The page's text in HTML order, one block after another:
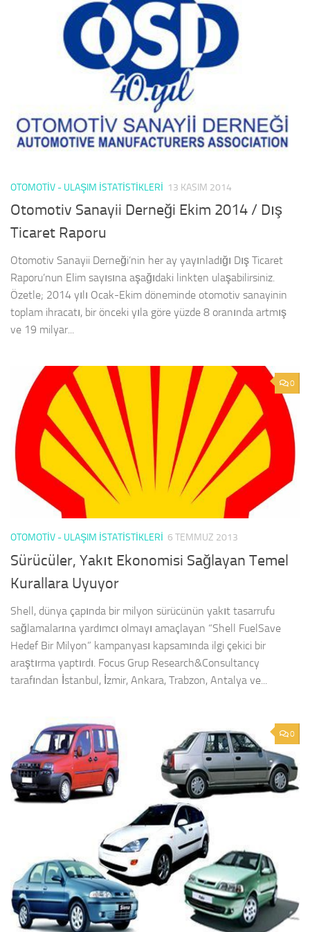
OTOMOTIV - ULAŞIM İSTATISTIKLERI 13 KASIM 2014
Otomotiv Sanayii Derneği Ekim 2014 / Dış
Ticaret Raporu
Otomotiv Sanayii Derneği’nin her ay yayınladığı Dış Ticaret
Raporu’nun Elim sayısına aşağıdaki linkten ulaşabilirsiniz.
Özetle; 2014 yılı Ocak-Ekim döneminde otomotiv sanayinin
toplam ihracatı, bir önceki yıla göre yüzde 8 oranında artmış
ve 19 milyar...
0
OTOMOTIV - ULAŞIM İSTATISTIKLERI 6 TEMMUZ 2013
Sürücüler, Yakıt Ekonomisi Sağlayan Temel
Kurallara Uyuyor
Shell, dünya çapında bir milyon sürücünün yakıt tasarrufu
sağlamalarına yardımcı olmayı amaçlayan “Shell FuelSave
Hedef Bir Milyon” kampanyası kapsamında ilgi çekici bir
araştırma yaptırdı. Focus Grup Research&Consultancy
tarafından İstanbul, İzmir, Ankara, Trabzon, Antalya ve...
0